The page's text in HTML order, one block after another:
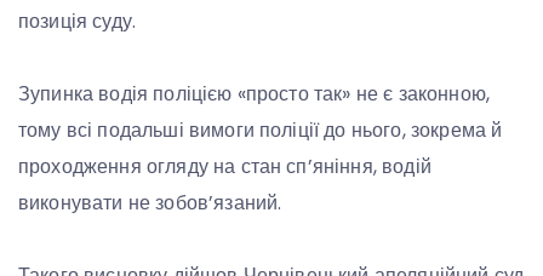
позиція суду.
Зупинка водія поліцією «просто так» не є законною,
тому всі подальші вимоги поліції до нього, зокрема й
проходження огляду на стан сп’яніння, водій
виконувати не зобов’язаний.